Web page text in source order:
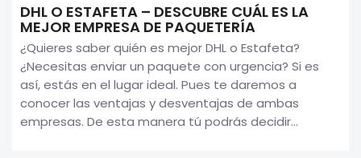
DHL O ESTAFETA – DESCUBRE CUÁL ES LA
MEJOR EMPRESA DE PAQUETERÍA
¿Quieres saber quién es mejor DHL o Estafeta?
¿Necesitas enviar un paquete con urgencia? Si es
así, estás en el lugar ideal. Pues te daremos a
conocer las ventajas y desventajas de ambas
empresas. De esta manera tú podrás decidir...